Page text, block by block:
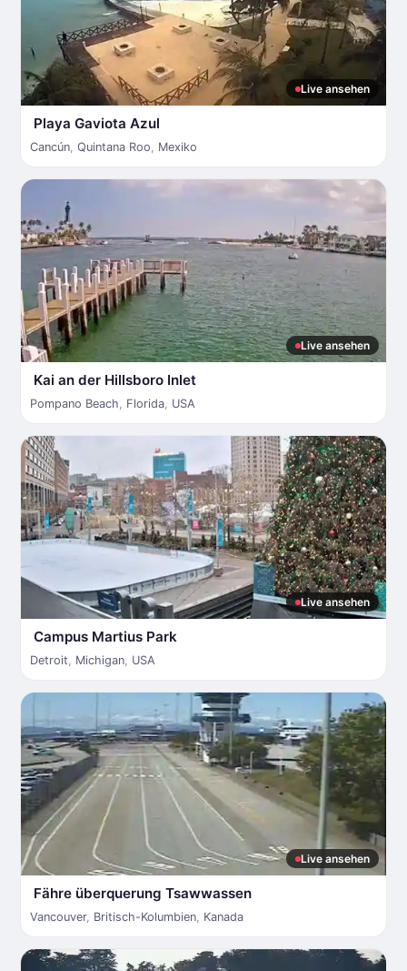
Live ansehen
Playa Gaviota Azul
Cancún, Quintana Roo, Mexiko
Live ansehen
Kai an der Hillsboro Inlet
Pompano Beach, Florida, USA
Live ansehen
Campus Martius Park
Detroit, Michigan, USA
Live ansehen
Fähre überquerung Tsawwassen
Vancouver, Britisch-Kolumbien, Kanada